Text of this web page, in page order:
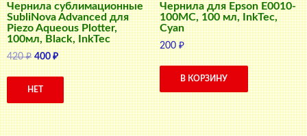
Чернила сублимационные
SubliNova Advanced для
Piezo Aqueous Plotter,
100мл, Black, InkTec
420₽ Первоначальная
цена
составляла
400₽Текущая
цена:
400 ₽.
НЕТ
Чернила для Epson E0010-
100MC, 100 мл, InkTec,
Cyan
200₽
В КОРЗИНУ